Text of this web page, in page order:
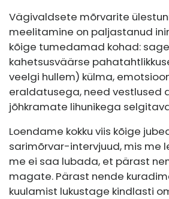
Vägivaldsete mõrvarite
meelitamine on paljastanud
kõige tumedamad kohad:
kahetsusväärse
veelgi hullem) külma,
eraldatusega, need vestlused
jõhkramate lihunikega
Loendame kokku viis kõige
sarimõrvar-intervjuud, mis me
me ei saa lubada, et pärast
magate. Pärast nende
kuulamist lukustage kindlasti